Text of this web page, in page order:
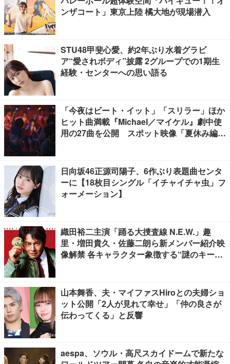
ンザコート」東京上陸 橘大地が現場潜入
STU48甲斐心愛、約2年ぶり水着グラビ
ア“愛されボディ”披露 2グループでの1期生
経験・センターへの思い語る
「今夜はビート・イット」「スリラー」ほか
ヒット曲満載『Michael／マイケル』劇中使
用の27曲を公開 スポット映像「夏休み編」
日向坂46正源司陽子、6作ぶり表題曲センタ
ーに【18枚目シングル「イチャイチャ虫」フ
ォーメーション】
織田裕二主演「踊る大捜査線 N.E.W.」趣
里・増田貴久・佐藤二朗ら新メンバー紹介映
像解禁 各キャラクター象徴する“謎のキーワ
山本舞香、夫・マイファスHiroとの夫婦ショ
ット公開「2人が見れて幸せ」「仲の良さが
伝わってくる」と反響
aespa、ソウル・高尺スカイドームで新たな